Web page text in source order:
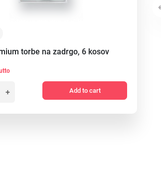
torbe na zadrgo, 6 kosov
+ Add to cart